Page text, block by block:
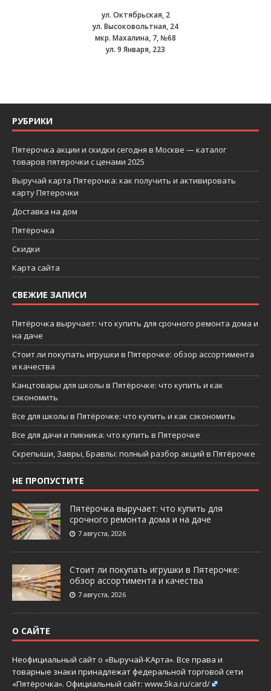
ул. Октябрьская, 2
ул. Высоковольтная, 24
мкр. Махалина, 7, №68
ул. 9 Января, 223
РУБРИКИ
Пятерочка акции и скидки сегодня в Москве — каталог
товаров пятерочки с ценами 2025
Выручай карта Пятерочка: как получить и активировать
карту Пятерочки
Доставка на дом
Пятёрочка
Скидки
Карта сайта
СВЕЖИЕ ЗАПИСИ
Пятёрочка выручает: что купить для срочного ремонта дома и
на даче
Стоит ли покупать игрушки в Пятерочке: обзор ассортимента
и качества
Канцтовары для школы в Пятёрочке: что купить и как
сэкономить
Все для школы в Пятёрочке: что купить и как сэкономить
Все для дачи и пикника: что купить в Пятерочке
Скрепыши, Завры, Бравлы: полный разбор акций в Пятёрочке
НЕ ПРОПУСТИТЕ
Пятёрочка выручает: что купить для
срочного ремонта дома и на даче
7 августа, 2026
Стоит ли покупать игрушки в Пятерочке:
обзор ассортимента и качества
7 августа, 2026
О САЙТЕ
Неофициальный сайт о «Выручай-КАрта». Все права и
товарные знаки принадлежат федеральной торговой сети
«Пятёрочка». Официальный сайт: www.5ka.ru/card/